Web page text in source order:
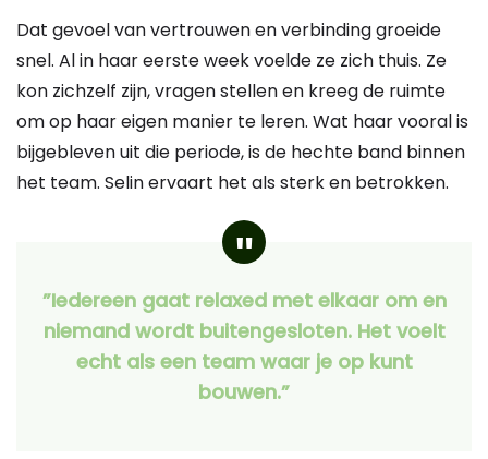
Dat gevoel van vertrouwen en verbinding groeide
snel. Al in haar eerste week voelde ze zich thuis. Ze
kon zichzelf zijn, vragen stellen en kreeg de ruimte
om op haar eigen manier te leren. Wat haar vooral is
bijgebleven uit die periode, is de hechte band binnen
het team. Selin ervaart het als sterk en betrokken.
”Iedereen gaat relaxed met elkaar om en
niemand wordt buitengesloten. Het voelt
echt als een team waar je op kunt
bouwen.”